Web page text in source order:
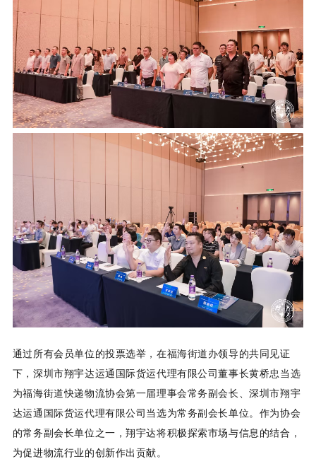
通过所有会员单位的投票选举，在福海街道办领导的共同见证
下，深圳市翔宇达运通国际货运代理有限公司董事长黄桥忠当选
为福海街道快递物流协会第一届理事会常务副会长、深圳市翔宇
达运通国际货运代理有限公司当选为常务副会长单位。 作为协会
的常务副会长单位之一，翔宇达将积极探索市场与信息的结合，
为促进物流行业的创新作出贡献。